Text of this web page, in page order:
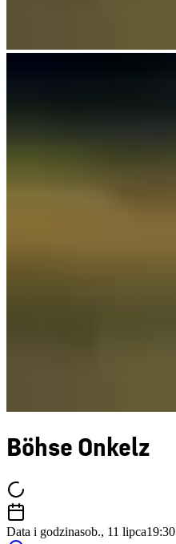
Böhse Onkelz
Data i godzinasob., 11 lipca19:30